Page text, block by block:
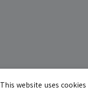
This website uses